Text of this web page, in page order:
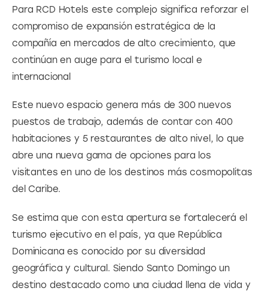
Para RCD Hotels este complejo significa reforzar el
compromiso de expansión estratégica de la
compañía en mercados de alto crecimiento, que
continúan en auge para el turismo local e
internacional
Este nuevo espacio genera más de 300 nuevos
puestos de trabajo, además de contar con 400
habitaciones y 5 restaurantes de alto nivel, lo que
abre una nueva gama de opciones para los
visitantes en uno de los destinos más cosmopolitas
del Caribe.
Se estima que con esta apertura se fortalecerá el
turismo ejecutivo en el país, ya que República
Dominicana es conocido por su diversidad
geográfica y cultural. Siendo Santo Domingo un
destino destacado como una ciudad llena de vida y